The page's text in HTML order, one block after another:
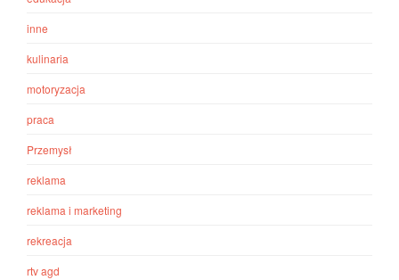
inne
kulinaria
motoryzacja
praca
Przemysł
reklama
reklama i marketing
rekreacja
rtv agd